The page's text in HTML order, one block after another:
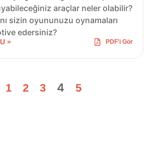
araçlar neler olabilir?
sizin oyununuzu oynamaları
edersiniz?
» PDF'i Gör
1 2 3 4 5